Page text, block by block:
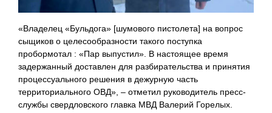
«Владелец «Бульдога» [шумового пистолета] на вопрос
сыщиков о целесообразности такого поступка
пробормотал : «Пар выпустил». В настоящее время
задержанный доставлен для разбирательства и принятия
процессуального решения в дежурную часть
территориального ОВД», – отметил руководитель пресс-
службы свердловского главка МВД Валерий Горелых.